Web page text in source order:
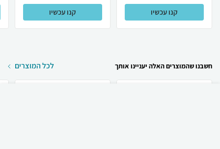
קנו עכשיו קנו עכשיו
חשבנו שהמוצרים האלה יעניינו אותך לכל המוצרים